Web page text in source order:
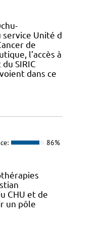
service Unité d
de
l’accès à
SIRIC
dans ce
86%
CHU et de
un pôle